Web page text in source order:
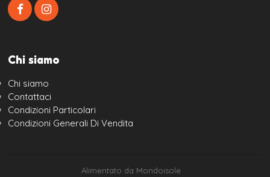
Chi siamo
Chi siamo
Contattaci
Condizioni Particolari
Condizioni Generali Di Vendita
Alimentato da Mondoisole